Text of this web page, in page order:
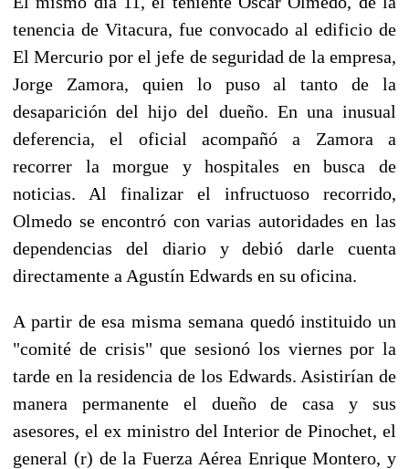
tenencia de Vitacura, fue convocado al edificio de
El Mercurio por el jefe de seguridad de la empresa,
Jorge Zamora, quien lo puso al tanto de la
desaparición del hijo del dueño. En una inusual
deferencia, el oficial acompañó a Zamora a
recorrer la morgue y hospitales en busca de
noticias. Al finalizar el infructuoso recorrido,
Olmedo se encontró con varias autoridades en las
dependencias del diario y debió darle cuenta
directamente a Agustín Edwards en su oficina.
A partir de esa misma semana quedó instituido un
"comité de crisis" que sesionó los viernes por la
tarde en la residencia de los Edwards. Asistirían de
manera permanente el dueño de casa y sus
asesores, el ex ministro del Interior de Pinochet, el
general (r) de la Fuerza Aérea Enrique Montero, y